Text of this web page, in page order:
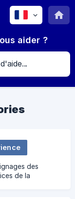
aider ?
des
de la